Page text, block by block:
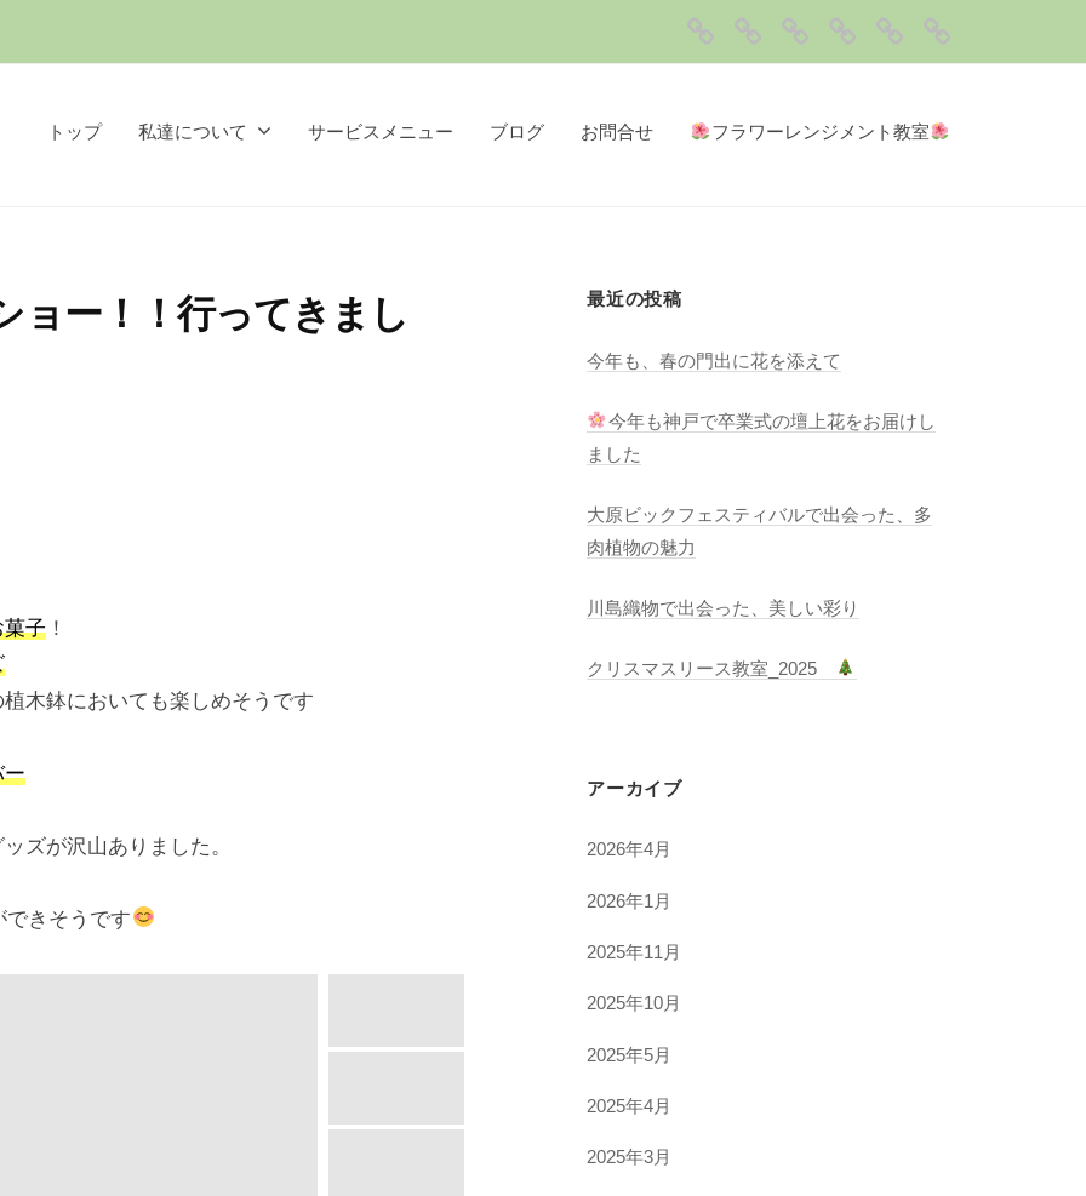
ッ
達
ー
ス
ロ
問
せ
フ
トップ 私達について サービスメニュー ブログ お問合せ フラワーレンジメント教室
ョー！！行ってきまし
菓子 ！
木鉢においても楽しめそうです
ー
ズが沢山ありました。
きそうです
最近の投稿
今年も、春の門出に花を添えて
今年も神戸で卒業式の壇上花をお届けし
ました
大原ビックフェスティバルで出会った、多
肉植物の魅力
川島織物で出会った、美しい彩り
クリスマスリース教室_2025
アーカイブ
2026年4月
2026年1月
2025年11月
2025年10月
2025年5月
2025年4月
2025年3月